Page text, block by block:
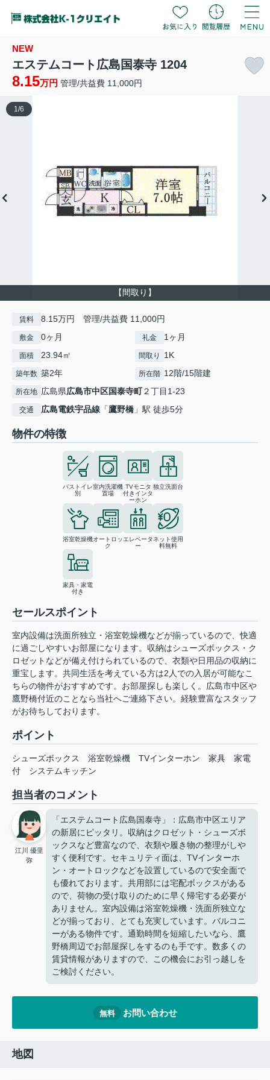
NEW
エステムコート広島国泰寺 1204
8.15万円 管理/共益費 11,000円
【間取り】
1 /6
賃料 8.15万円 管理/共益費 11,000円
敷金 0ヶ月 礼金 1ヶ月
面積 23.94㎡ 間取り 1K
築年数 築2年 所在階 12階/15階建
所在地 広島県広島市中区国泰寺町２丁目1-23
交通 広島電鉄宇品線 「鷹野橋 」駅 徒歩5分
物件の特徴
バストイレ
別
室内洗濯機
置場
TVモニタ
付きインタ
ーホン
独立洗面台
浴室乾燥機オートロッ
ク
エレベータ
ー
ネット使用
料無料
家具・家電
付き
セールスポイント
室内設備は洗面所独立・浴室乾燥機などが揃っているので、快適
に過ごしやすいお部屋になります。収納はシューズボックス・ク
ロゼットなどが備え付けられているので、衣類や日用品の収納に
重宝します。共同生活を考えている方は2人での入居が可能なこ
ちらの物件がおすすめです。お部屋探しも楽しく。広島市中区や
鷹野橋付近のことなら当社へご連絡下さい。経験豊富なスタッフ
がお待ちしております。
ポイント
シューズボックス 浴室乾燥機 TVインターホン 家具
家電
付
システムキッチン
担当者のコメント
江川 優里
弥
「エステムコート広島国泰寺」：広島市中区エリア
の新居にピッタリ。収納はクロゼット・シューズボ
ックスなど豊富なので、衣類や履き物の整理がしや
すく便利です。セキュリティ面は、TVインターホ
ン・オートロックなどを設置しているので安全面で
も優れております。共用部には宅配ボックスがある
ので、荷物の受け取りのために早く帰宅する必要が
ありません。室内設備は浴室乾燥機・洗面所独立な
どが揃っており、とても充実しています。バルコニ
ーがある物件です。通勤時間を短縮したいなら、鷹
野橋周辺でお部屋探しをするのも手です。数多くの
賃貸情報がありますので、この機会にお引っ越しを
ご検討ください。
無料 お問い合わせ
地図